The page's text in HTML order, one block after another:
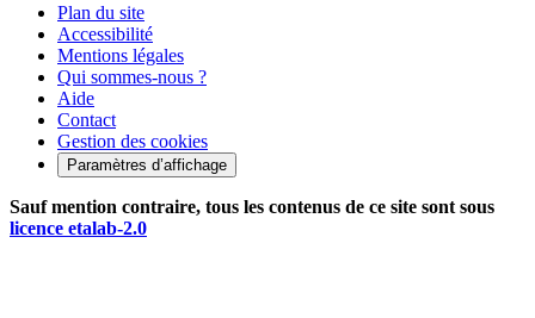
Plan du site
Accessibilité
Mentions légales
Qui sommes-nous ?
Aide
Contact
Gestion des cookies
Paramètres d’affichage
Sauf mention contraire, tous les contenus de ce site sont sous
licence etalab-2.0